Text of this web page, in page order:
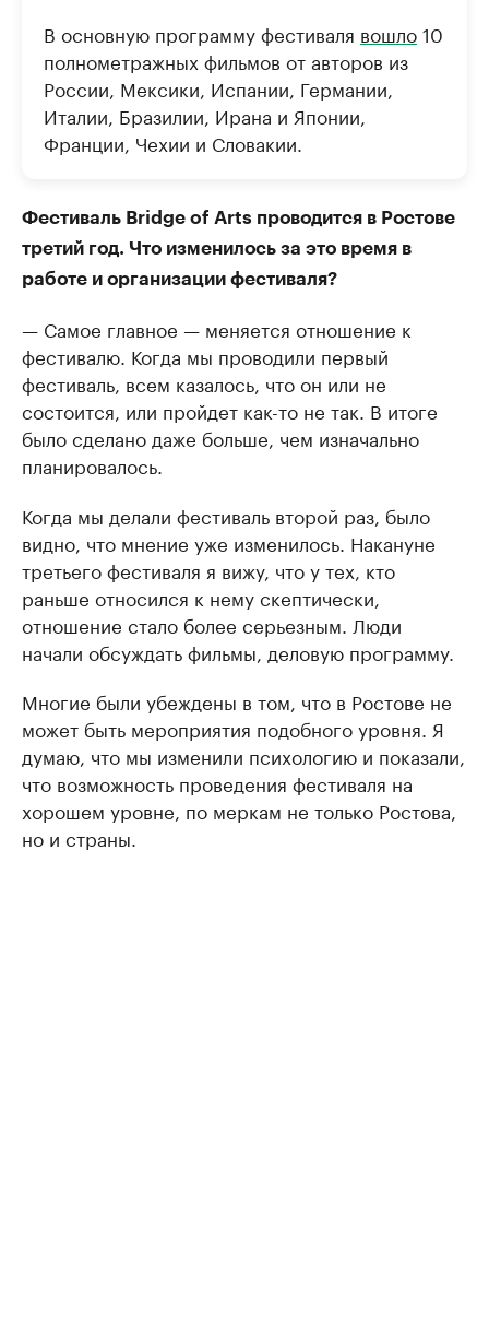
В основную программу фестиваля вошло10
полнометражных фильмов от авторов из
России, Мексики, Испании, Германии,
Италии, Бразилии, Ирана и Японии,
Франции, Чехии и Словакии.
Фестиваль Bridge of Arts проводится в Ростове
третий год. Что изменилось за это время в
работе и организации фестиваля?
— Самое главное — меняется отношение к
фестивалю. Когда мы проводили первый
фестиваль, всем казалось, что он или не
состоится, или пройдет как-то не так. В итоге
было сделано даже больше, чем изначально
планировалось.
Когда мы делали фестиваль второй раз, было
видно, что мнение уже изменилось. Накануне
третьего фестиваля я вижу, что у тех, кто
раньше относился к нему скептически,
отношение стало более серьезным. Люди
начали обсуждать фильмы, деловую программу.
Многие были убеждены в том, что в Ростове не
может быть мероприятия подобного уровня. Я
думаю, что мы изменили психологию и показали,
что возможность проведения фестиваля на
хорошем уровне, по меркам не только Ростова,
но и страны.